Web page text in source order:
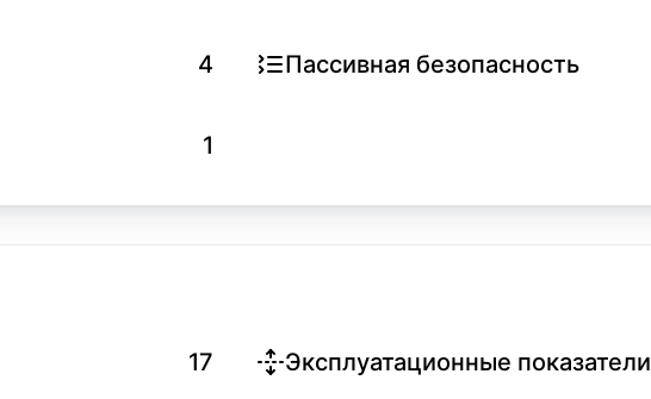
4 Пассивная безопасность
1
17 Эксплуатационные показатели